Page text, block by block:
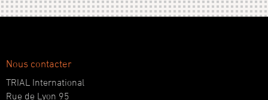
Nous contacter
TRIAL International
Rue de Lyon 95